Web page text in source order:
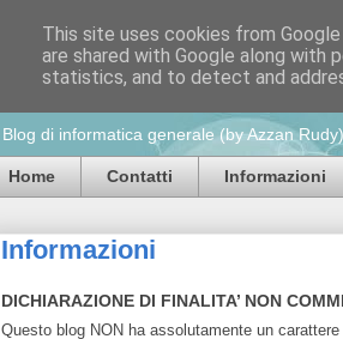
Azzan blog:
Blog di informatica generale (by Azzan Rudy)
Home Contatti Informazioni
Informazioni
DICHIARAZIONE DI FINALITA’ NON
Questo blog NON ha assolutamente un
This site uses cookies from
are shared with Google along with
statistics, and to detect and